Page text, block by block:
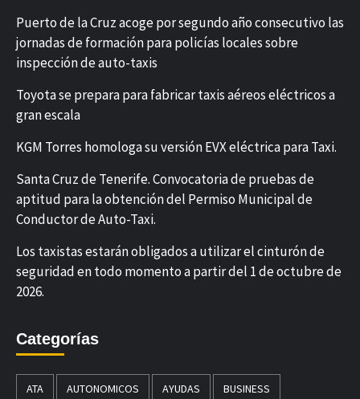
Puerto de la Cruz acoge por segundo año consecutivo las
jornadas de formación para policías locales sobre
inspección de auto-taxis
Toyota se prepara para fabricar taxis aéreos eléctricos a
gran escala
KGM Torres homologa su versión EVX eléctrica para Taxi.
Santa Cruz de Tenerife. Convocatoria de pruebas de
aptitud para la obtención del Permiso Municipal de
Conductor de Auto-Taxi.
Los taxistas estarán obligados a utilizar el cinturón de
seguridad en todo momento a partir del 1 de octubre de
2026.
Categorías
ATA AUTONOMICOS AYUDAS BUSINESS